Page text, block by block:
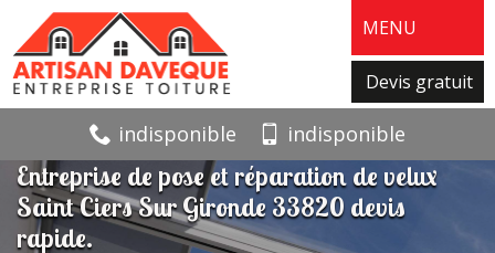
MENU
Devis gratuit
indisponible indisponible
Entreprise de pose et réparation de velux
Saint Ciers Sur Gironde 33820 devis
rapide.